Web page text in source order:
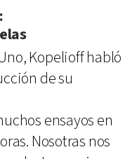
Kopelioff habló
de su
ensayos en
Nosotras nos